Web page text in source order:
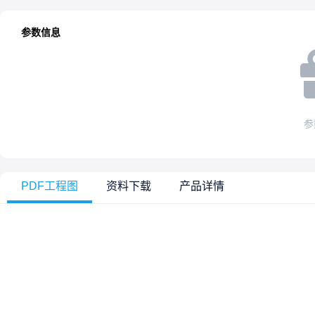
参数信息
PDF工程图 资料下载 产品详情